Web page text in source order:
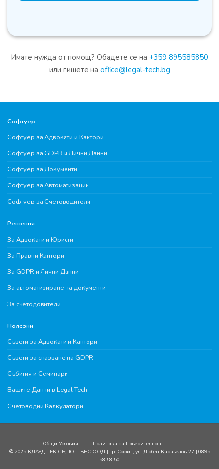
Имате нужда от помощ? Обадете се на +359 895585850
или пишете на office@legal-tech.bg
Софтуер
Софтуер за Адвокати и Кантори
Софтуер за GDPR и Лични Данни
Софтуер за Документи
Софтуер за Автоматизации
Софтуер за Счетоводители
Решения
За Адвокати и Юристи
За Правни Кантори
За GDPR и Лични Данни
За автоматизиране на документи
За счетодовители
Полезни
Съвети за Адвокати и Кантори
Съвети за спазване на GDPR
Събития и Семинари
Вашите Данни в Legal Tech
Счетоводни Калкулатори
Общи Условия
Политика за Поверителност
© 2025 КЛАУД ТЕК СЪЛЮШЪНС ООД | гр. София, ул. Любен Каравелов 27 | 0895
58 58 50